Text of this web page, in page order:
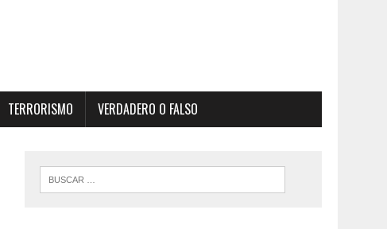
TERRORISMO VERDADERO O FALSO